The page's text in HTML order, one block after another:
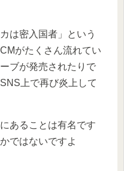
は密入国者」という
がたくさん流れてい
ブが発売されたりで
上で再び炎上して
あることは有名です
ではないですよ